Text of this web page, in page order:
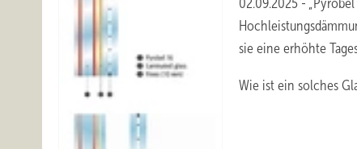
sie eine erhöhte
Wie ist ein solches